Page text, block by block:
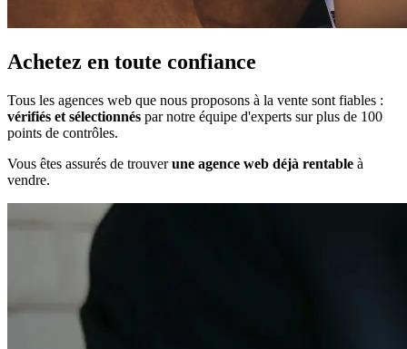
Achetez en toute confiance
Tous les agences web que nous proposons à la vente sont fiables :
vérifiés et sélectionnés par notre équipe d'experts sur plus de 100
points de contrôles.
Vous êtes assurés de trouverune agence web déjà rentable à
vendre.